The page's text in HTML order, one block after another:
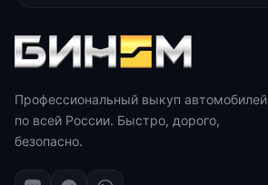
Профессиональный выкуп автомобилей
по всей России. Быстро, дорого,
безопасно.